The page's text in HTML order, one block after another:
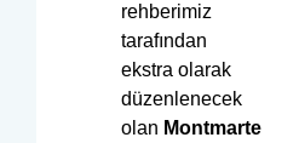
rehberimiz
tarafından
ekstra olarak
düzenlenecek
olan Montmarte